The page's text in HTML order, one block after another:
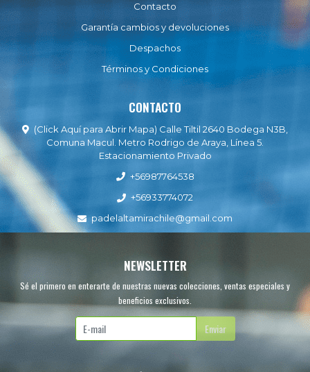
Contacto
Garantía cambios y devoluciones
Despachos
Términos y Condiciones
CONTACTO
(Click Aquí para Abrir Mapa) Calle Tiltil 2640 Bodega N3B,
Comuna Macul. Metro Rodrigo de Araya, Línea 5.
Estacionamiento Privado
+56987764538
+56933774072
padelaltamirachile@gmail.com
NEWSLETTER
Sé el primero en enterarte de nuestras nuevas colecciones, ventas especiales y
beneficios exclusivos.
Enviar